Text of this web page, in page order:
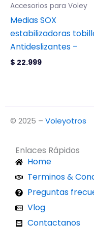
Accesorios para Voley
Medias SOX
estabilizadoras
Antideslizantes –
$ 22.999
pueden
elegir
en
la
página
© 2025 – Voleyotros
Enlaces Rápidos
Home
Terminos &
Preguntas
Vlog
Contactanos